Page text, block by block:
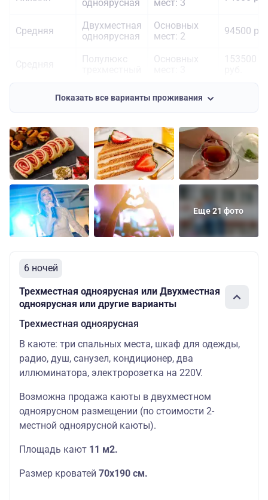
одноярусная мест: 3
Средняя
Двухместная
одноярусная
Основных
мест: 2
94500
Полулюкс
Основных
153500
Шлюпочная
одноярусная
мест: 2
Показать все варианты проживания
Еще 21 фото
6 ночей
Трехместная одноярусная или Двухместная
одноярусная или другие варианты
Трехместная одноярусная
В каюте: три спальных места, шкаф для одежды,
радио, душ, санузел, кондиционер, два
иллюминатора, электророзетка на 220V.
Возможна продажа каюты в двухместном
одноярусном размещении (по стоимости 2-
местной одноярусной каюты).
Площадь кают 11 м2.
Размер кроватей 70х190 см.